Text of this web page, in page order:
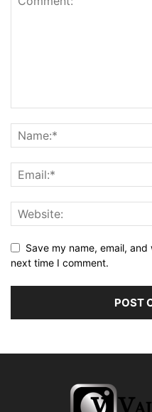
Save my name, email,
next time I comment.